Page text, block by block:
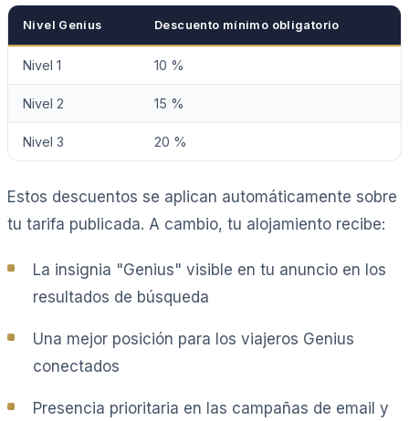
Nivel Genius Descuento mínimo obligatorio
Nivel 1 10 %
Nivel 2 15 %
Nivel 3 20 %
Estos descuentos se aplican automáticamente sobre
tu tarifa publicada. A cambio, tu alojamiento recibe:
La insignia "Genius" visible en tu anuncio en los
resultados de búsqueda
Una mejor posición para los viajeros Genius
conectados
Presencia prioritaria en las campañas de email y